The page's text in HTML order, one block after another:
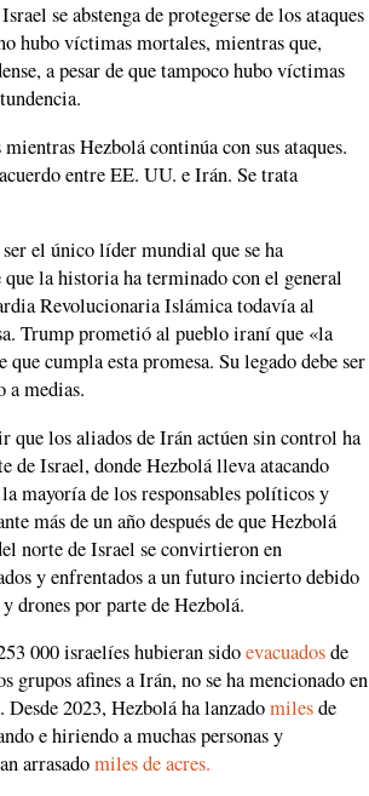
se abstenga de protegerse de los ataques
hubo víctimas mortales, mientras que,
a pesar de que tampoco hubo víctimas
Hezbolá continúa con sus ataques.
entre EE. UU. e Irán. Se trata
el único líder mundial que se ha
la historia ha terminado con el general
Revolucionaria Islámica todavía al
Trump prometió al pueblo iraní que «la
cumpla esta promesa. Su legado debe ser
a medias.
los aliados de Irán actúen sin control ha
de Israel, donde Hezbolá lleva atacando
mayoría de los responsables políticos y
más de un año después de que Hezbolá
norte de Israel se convirtieron en
y enfrentados a un futuro incierto debido
drones por parte de Hezbolá.
000 israelíes hubieran sidoevacuadosde
grupos afines a Irán, no se ha mencionado en
2023, Hezbolá ha lanzadomilesde
e hiriendo a muchas personas y
arrasadomiles de acres.